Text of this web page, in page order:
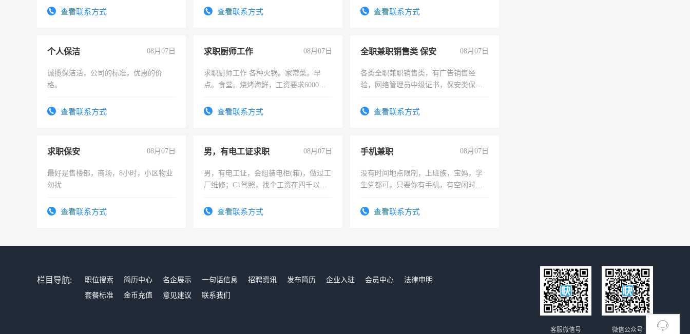
查看联系方式 查看联系方式 查看联系方式
个人保洁 08月07日
诚揽保洁活，公司的标准，优惠的价
格。
查看联系方式
求职厨师工作 08月07日
求职厨师工作 各种火锅。家常菜。早
点。食堂。烧烤海鲜，工资要求6000以
查看联系方式
全职兼职销售类 保安 08月07日
各类全职兼职销售类，有广告销售经
验，网络管理员中级证书，保安类保安
有高低压电工证和十几年工作经验
查看联系方式
求职保安 08月07日
最好是售楼部，商场，8小时，小区物业
勿扰
查看联系方式
男，有电工证求职 08月07日
男，有电工证，会组装电柜(箱)，做过工
厂维修；C1驾照，找个工资在四千以
电话查看联系方式
手机兼职 08月07日
没有时间地点限制，上班族，宝妈，学
生党都可，只要你有手机，有空闲时
勤快的四五十，每天挣零花钱没问题！
查看联系方式
栏目导航: 职位搜索 简历中心 名企展示 一句话信息 招聘资讯 发布简历 企业入驻 会员中心
法律申明
套餐标准
金币充值 意见建议 联系我们
微信公众号
客服微信号